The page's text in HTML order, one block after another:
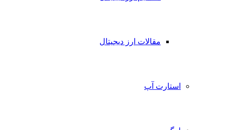
مقالات ارز دیجیتال
استارت آپ